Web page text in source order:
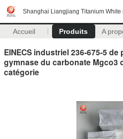
Shanghai Liangjiang Titanium White
Accueil Produits A
EINECS industriel 236-675-5
gymnase du carbonate Mgco3
catégorie